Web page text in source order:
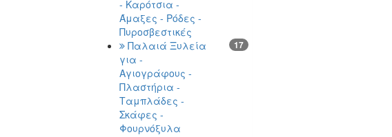
- Καρότσια -
Άμαξες - Ρόδες -
Πυροσβεστικές
Παλαιά Ξυλεία
για -
Αγιογράφους -
Πλαστήρια -
Ταμπλάδες -
Σκάφες -
Φουρνόξυλα
17